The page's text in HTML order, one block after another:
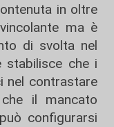
in oltre
ma è
di svolta nel
stabilisce che i
nel contrastare
il mancato
configurarsi